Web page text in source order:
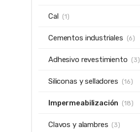
Cal (1)
Cementos industriales (6)
Adhesivo revestimiento (3)
Siliconas y selladores (16)
Impermeabilización (18)
Clavos y alambres (3)